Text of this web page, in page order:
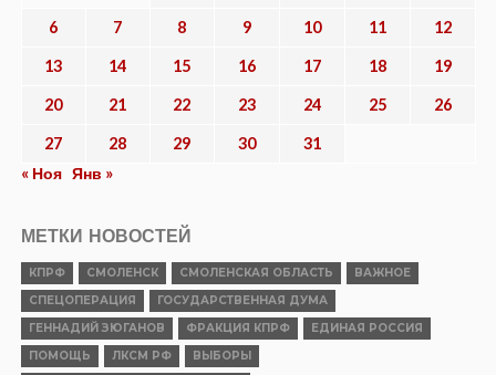
6 7 8 9 10 11 12
13 14 15 16 17 18 19
20 21 22 23 24 25 26
27 28 29 30
31
« Ноя Янв »
МЕТКИ НОВОСТЕЙ
КПРФ СМОЛЕНСК СМОЛЕНСКАЯ ОБЛАСТЬ
ВАЖНОЕ
СПЕЦОПЕРАЦИЯ
ГОСУДАРСТВЕННАЯ ДУМА
ГЕННАДИЙ ЗЮГАНОВ
ФРАКЦИЯ КПРФ
ЕДИНАЯ РОССИЯ
ПОМОЩЬ
ЛКСМ РФ
ВЫБОРЫ